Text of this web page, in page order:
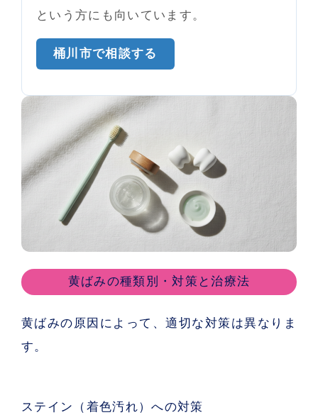
という方にも向いています。
桶川市で相談する
黄ばみの種類別・対策と治療法
黄ばみの原因によって、適切な対策は異なりま
す。
ステイン（着色汚れ）への対策